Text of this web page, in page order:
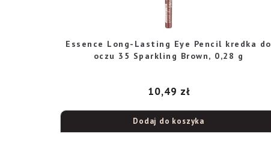
Essence Long-Lasting Eye Pencil kredka do
oczu 35 Sparkling Brown, 0,28 g
10,49 zł
Dodaj do koszyka